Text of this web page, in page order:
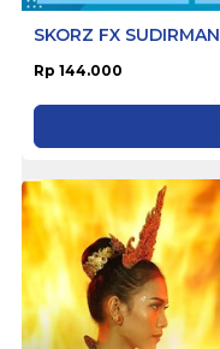
SKORZ FX SUDIRMAN
Rp 144.000